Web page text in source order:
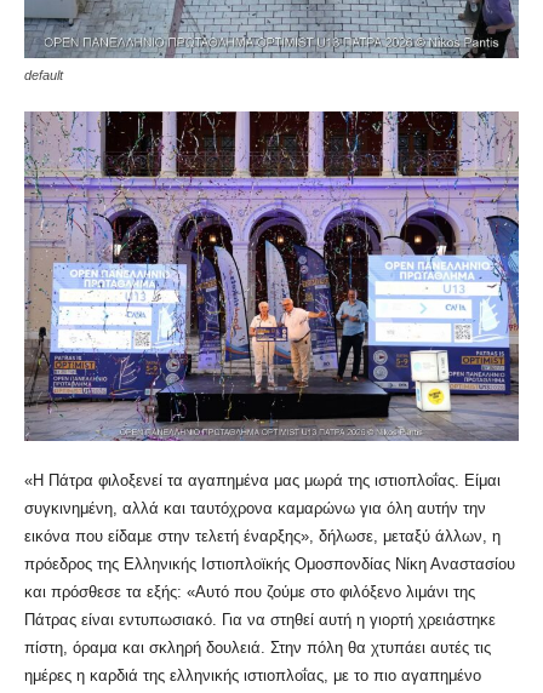
default
«Η Πάτρα φιλοξενεί τα αγαπημένα μας μωρά της ιστιοπλοΐας. Είμαι
συγκινημένη, αλλά και ταυτόχρονα καμαρώνω για όλη αυτήν την
εικόνα που είδαμε στην τελετή έναρξης», δήλωσε, μεταξύ άλλων, η
πρόεδρος της Ελληνικής Ιστιοπλοϊκής Ομοσπονδίας Νίκη Αναστασίου
και πρόσθεσε τα εξής: «Αυτό που ζούμε στο φιλόξενο λιμάνι της
Πάτρας είναι εντυπωσιακό. Για να στηθεί αυτή η γιορτή χρειάστηκε
πίστη, όραμα και σκληρή δουλειά. Στην πόλη θα χτυπάει αυτές τις
ημέρες η καρδιά της ελληνικής ιστιοπλοΐας, με το πιο αγαπημένο